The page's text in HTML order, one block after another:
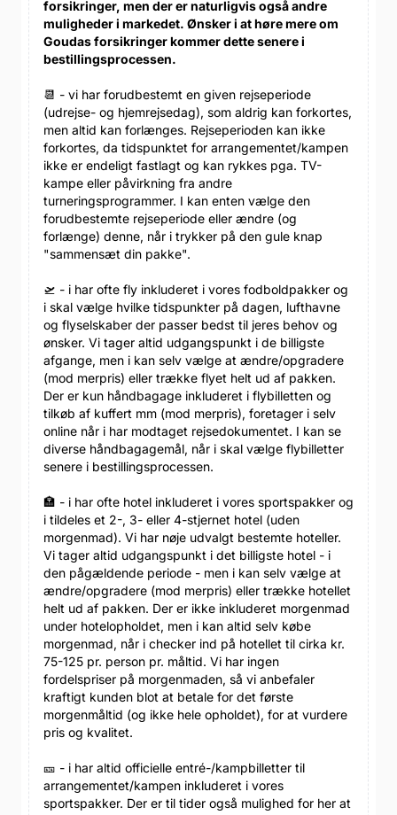
forsikringer, men der er naturligvis også andre
muligheder i markedet. Ønsker i at høre mere om
Goudas forsikringer kommer dette senere i
bestillingsprocessen.
📆 - vi har forudbestemt en given rejseperiode
(udrejse- og hjemrejsedag), som aldrig kan forkortes,
men altid kan forlænges. Rejseperioden kan ikke
forkortes, da tidspunktet for arrangementet/kampen
ikke er endeligt fastlagt og kan rykkes pga. TV-
kampe eller påvirkning fra andre
turneringsprogrammer. I kan enten vælge den
forudbestemte rejseperiode eller ændre (og
forlænge) denne, når i trykker på den gule knap
"sammensæt din pakke".
🛫 - i har ofte fly inkluderet i vores fodboldpakker og
i skal vælge hvilke tidspunkter på dagen, lufthavne
og flyselskaber der passer bedst til jeres behov og
ønsker. Vi tager altid udgangspunkt i de billigste
afgange, men i kan selv vælge at ændre/opgradere
(mod merpris) eller trække flyet helt ud af pakken.
Der er kun håndbagage inkluderet i flybilletten og
tilkøb af kuffert mm (mod merpris), foretager i selv
online når i har modtaget rejsedokumentet. I kan se
diverse håndbagagemål, når i skal vælge flybilletter
senere i bestillingsprocessen.
🏣 - i har ofte hotel inkluderet i vores sportspakker og
i tildeles et 2-, 3- eller 4-stjernet hotel (uden
morgenmad). Vi har nøje udvalgt bestemte hoteller.
Vi tager altid udgangspunkt i det billigste hotel - i
den pågældende periode - men i kan selv vælge at
ændre/opgradere (mod merpris) eller trække hotellet
helt ud af pakken. Der er ikke inkluderet morgenmad
under hotelopholdet, men i kan altid selv købe
morgenmad, når i checker ind på hotellet til cirka kr.
75-125 pr. person pr. måltid. Vi har ingen
fordelspriser på morgenmaden, så vi anbefaler
kraftigt kunden blot at betale for det første
morgenmåltid (og ikke hele opholdet), for at vurdere
pris og kvalitet.
🎫 - i har altid officielle entré-/kampbilletter til
arrangementet/kampen inkluderet i vores
sportspakker. Der er til tider også mulighed for her at